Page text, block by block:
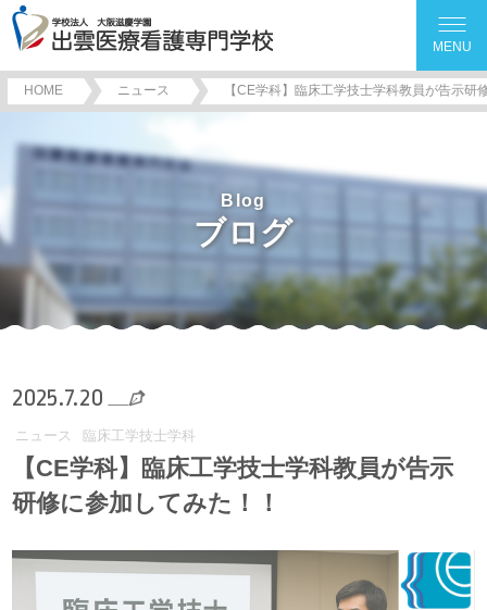
MENU
HOME ニュース 【CE学科】臨床工学技士学科教員が告示研
Blog
ブログ
2025.7.20
ニュース 臨床工学技士学科
【CE学科】臨床工学技士学科教員が告示
研修に参加してみた！！